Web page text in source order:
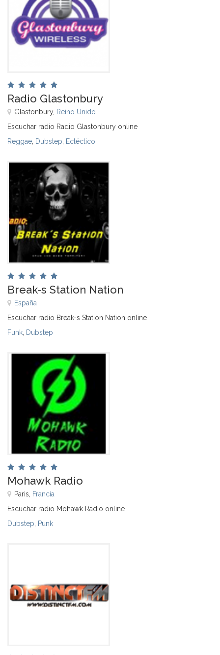
Radio Glastonbury
Glastonbury, Reino Unido
Escuchar radio Radio Glastonbury online
Reggae Dubstep Ecléctico
Break-s Station Nation
España
Escuchar radio Break-s Station Nation online
Funk Dubstep
Mohawk Radio
Paris, Francia
Escuchar radio Mohawk Radio online
Dubstep Punk